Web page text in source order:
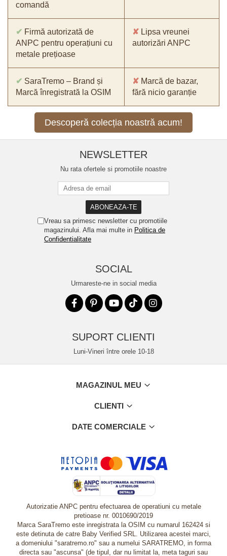
comandă
✔ Firmă autorizată de
ANPC pentru operațiuni cu
metale prețioase
✘ Lipsa vreunei
autorizări ANPC
✔ SaraTremo – Brand și
Marcă înregistrată la OSIM
✘ Marcă de bazar,
fără nicio garanție
Descoperă colecția noastră acum!
NEWSLETTER
Nu rata ofertele si promotiile noastre
Vreau sa primesc newsletter cu promotiile
magazinului. Afla mai multe in Politica de
Confidentialitate
SOCIAL
Urmareste-ne in social media
SUPORT CLIENTI
Luni-Vineri între orele 10-18
MAGAZINUL MEU
CLIENTI
DATE COMERCIALE
Autorizatie ANPC pentru efectuarea de operatiuni cu metale
pretioase nr. 0010690/2019
Marca SaraTremo este inregistrata la OSIM cu numarul 162424 si
este detinuta de catre Baby Verified SRL. Utilizarea acestei marci,
a domeniului "saratremo.ro" sau a numelui SARATREMO, in forma
directa sau "ascunsa" (de tipul, dar nu limitat la, meta taguri sau